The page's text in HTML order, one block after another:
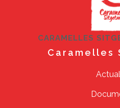
CARAMELLES
Caramelles